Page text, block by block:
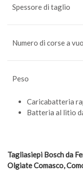
Spessore di taglio
Numero di corse a
Peso
Caricabatteria
Batteria al litio
Tagliasiepi Bosch da
Olgiate Comasco,